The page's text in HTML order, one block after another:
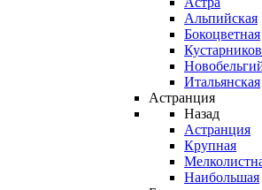
Альпийская
Бокоцветная
Итальянская
Астранция
Назад
Астранция
Крупная
Наибольшая